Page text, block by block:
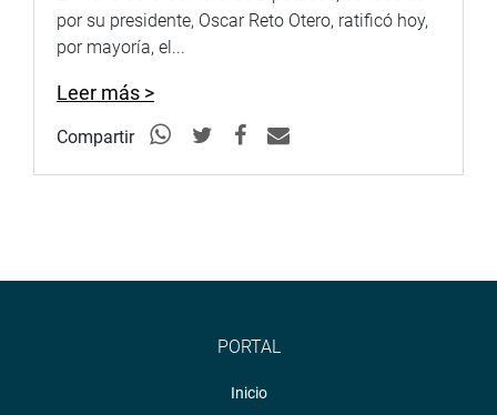
Web:http://www.congreso.gob.pe/
Facebook:
https://www.facebook.com/congresodelarepublicadelperu?
fref=ts
Soundcloud:https://soundcloud.com/radiocongreso
http://www4.congreso.gob.pe/fotografia
por su presidente, Oscar Reto Otero, ratificó hoy,
por mayoría, el...
Leer más >
Compartir
PORTAL
Inicio